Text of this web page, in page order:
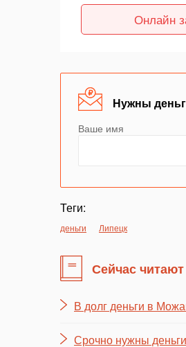
Онлайн
Нужны
Ваше имя
Теги:
деньги Липецк
Сейчас читают
В долг деньги в
Срочно нужны